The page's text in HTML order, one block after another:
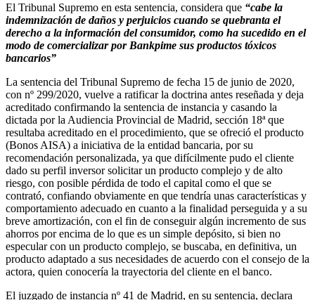
El Tribunal Supremo en esta sentencia, considera que “cabe la
indemnización de daños y perjuicios cuando se quebranta el
derecho a la información del consumidor, como ha sucedido en el
modo de comercializar por Bankpime sus productos tóxicos
bancarios”
La sentencia del Tribunal Supremo de fecha 15 de junio de 2020,
con nº 299/2020, vuelve a ratificar la doctrina antes reseñada y deja
acreditado confirmando la sentencia de instancia y casando la
dictada por la Audiencia Provincial de Madrid, sección 18ª que
resultaba acreditado en el procedimiento, que se ofreció el producto
(Bonos AISA) a iniciativa de la entidad bancaria, por su
recomendación personalizada, ya que difícilmente pudo el cliente
dado su perfil inversor solicitar un producto complejo y de alto
riesgo, con posible pérdida de todo el capital como el que se
contrató, confiando obviamente en que tendría unas características y
comportamiento adecuado en cuanto a la finalidad perseguida y a su
breve amortización, con el fin de conseguir algún incremento de sus
ahorros por encima de lo que es un simple depósito, si bien no
especular con un producto complejo, se buscaba, en definitiva, un
producto adaptado a sus necesidades de acuerdo con el consejo de la
actora, quien conocería la trayectoria del cliente en el banco.
El juzgado de instancia nº 41 de Madrid, en su sentencia, declara